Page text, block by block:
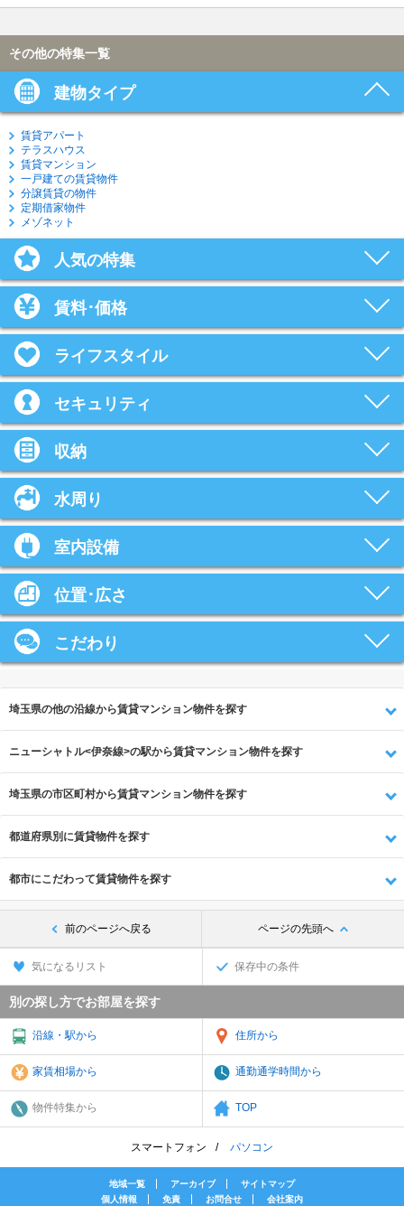
その他の特集一覧
建物タイプ
賃貸アパート
テラスハウス
賃貸マンション
一戸建ての賃貸物件
分譲賃貸の物件
定期借家物件
メゾネット
人気の特集
賃料･価格
ライフスタイル
セキュリティ
収納
水周り
室内設備
位置･広さ
こだわり
埼玉県の他の沿線から賃貸マンション物件を探す
ニューシャトル<伊奈線>の駅から賃貸マンション物件を探す
埼玉県の市区町村から賃貸マンション物件を探す
都道府県別に賃貸物件を探す
都市にこだわって賃貸物件を探す
前のページへ戻る ページの先頭へ
気になるリスト 保存中の条件
別の探し方でお部屋を探す
沿線・駅から 住所から
家賃相場から 通勤通学時間から
物件特集から TOP
スマートフォン パソコン
地域一覧 アーカイブ
サイトマップ
個人情報
免責 お問合せ 会社案内